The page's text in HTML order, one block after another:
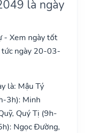
là ngày
- Xem ngày tốt
ngày 20-03-
là: Mậu Tý
3h): Minh
Quý Tị (9h-
Ngọc Đường,